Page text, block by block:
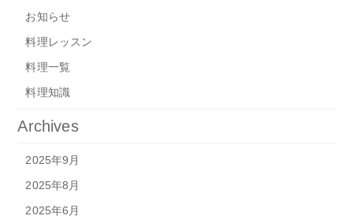
お知らせ
料理レッスン
料理一覧
料理知識
Archives
2025年9月
2025年8月
2025年6月